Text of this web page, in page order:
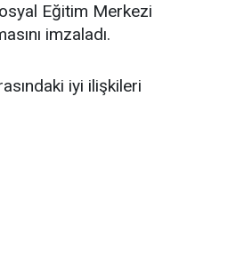
Eğitim Merkezi
imzaladı.
iyi ilişkileri